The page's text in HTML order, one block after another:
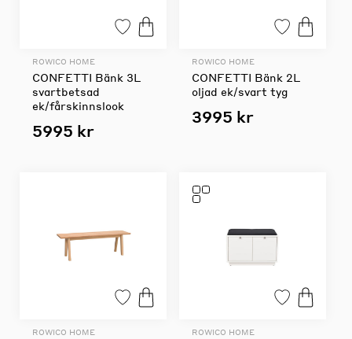
ROWICO HOME
CONFETTI Bänk 3L
svartbetsad
ek/fårskinnslook
5995 kr
ROWICO HOME
CONFETTI Bänk 2L
oljad ek/svart tyg
3995 kr
ROWICO HOME ROWICO HOME